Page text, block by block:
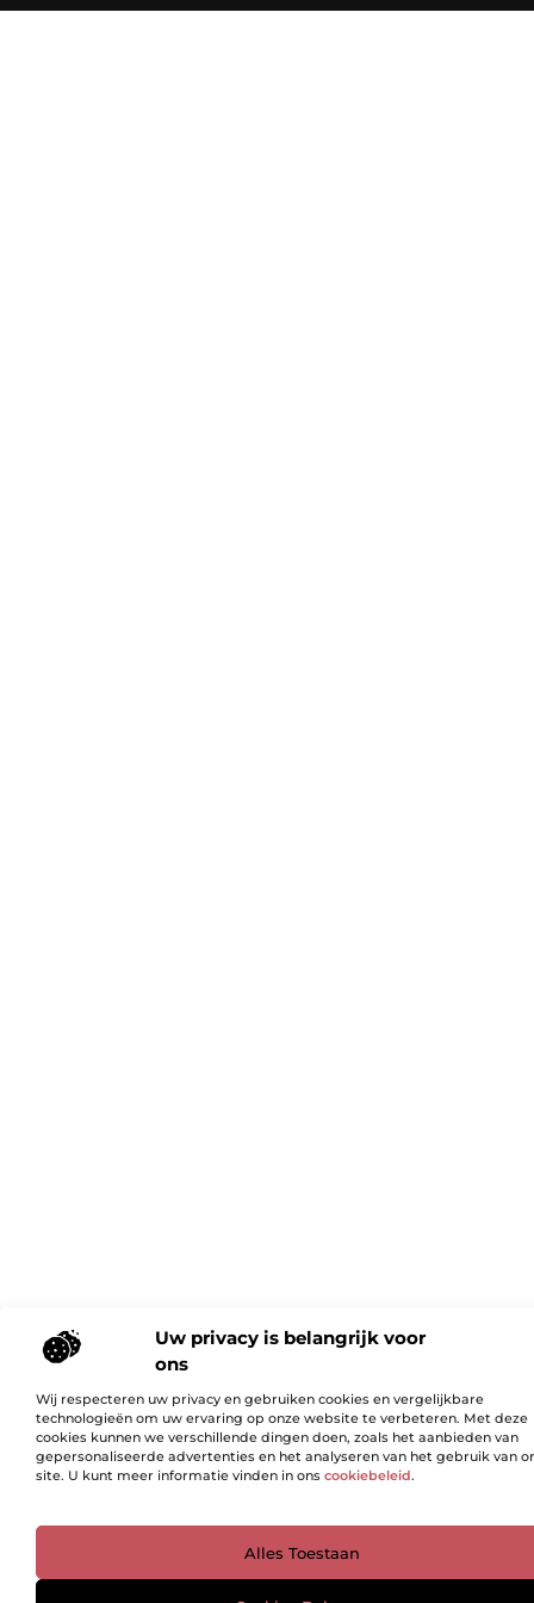
Uw privacy is belangrijk voor
ons
Wij respecteren uw privacy en gebruiken cookies en vergelijkbare
technologieën om uw ervaring op onze website te verbeteren. Met deze
cookies kunnen we verschillende dingen doen, zoals het aanbieden van
gepersonaliseerde advertenties en het analyseren van het gebruik van
site. U kunt meer informatie vinden in ons cookiebeleid.
Alles Toestaan